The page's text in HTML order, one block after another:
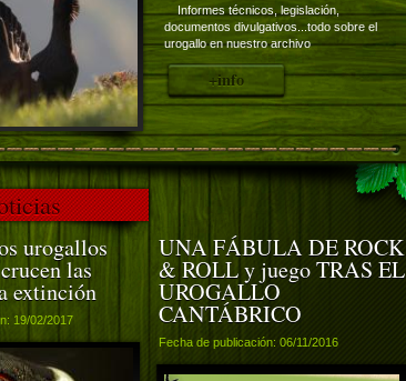
Informes técnicos, legislación,
documentos divulgativos...todo sobre el
urogallo en nuestro archivo
+info
urogallos
las
extinción
19/02/2017
UNA FÁBULA DE ROCK
& ROLL y juego TRAS EL
UROGALLO
CANTÁBRICO
Fecha de publicación: 06/11/2016